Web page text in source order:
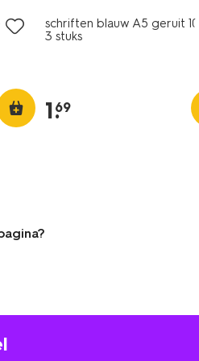
3
schriften blauw A5 geruit
3 stuks
1.
69